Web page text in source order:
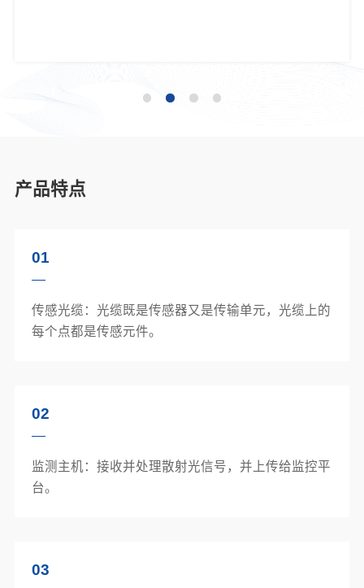
产品特点
01
传感光缆：光缆既是传感器又是传输单元，光缆上的
每个点都是传感元件。
02
监测主机：接收并处理散射光信号，并上传给监控平
台。
03